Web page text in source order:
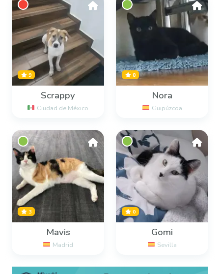
9
Scrappy
Ciudad de México
8
Nora
Guipúzcoa
3
Mavis
Madrid
0
Gomi
Sevilla